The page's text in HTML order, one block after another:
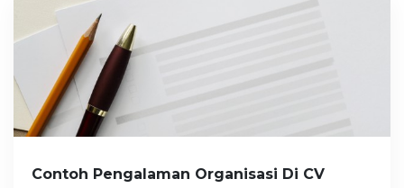
Contoh Pengalaman Organisasi Di CV